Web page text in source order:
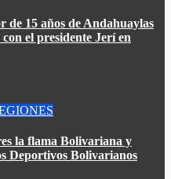
de 15 años de Andahuaylas
el presidente Jerí en
la flama Bolivariana y
Deportivos Bolivarianos